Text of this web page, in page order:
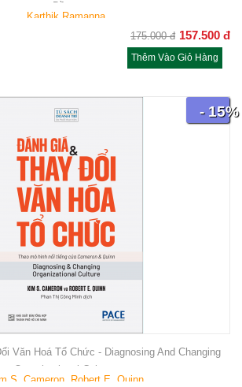
Đồng
Karthik Ramanna
175.000 đ 157.500 đ
Thêm Vào Giỏ Hàng
- 15%
Văn Hoá Tổ Chức - Diagnosing And Changing
Organizational Culture
S. Cameron, Robert E. Quinn